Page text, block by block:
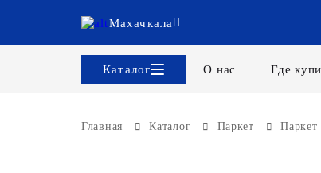
Махачкала
Каталог О нас Где
Главная Каталог Паркет